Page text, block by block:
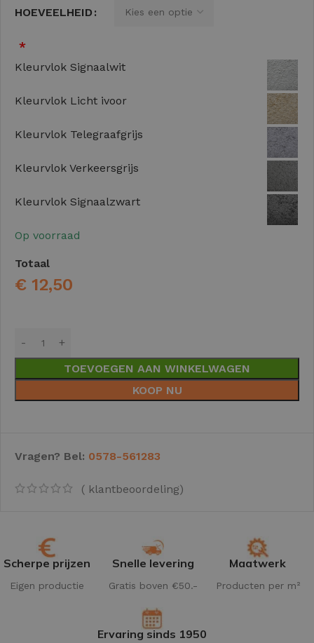
HOEVEELHEID
*
Kleurvlok Signaalwit
Kleurvlok Licht ivoor
Kleurvlok Telegraafgrijs
Kleurvlok Verkeersgrijs
Kleurvlok Signaalzwart
Op voorraad
Totaal
€ 12,50
TOEVOEGEN AAN WINKELWAGEN
KOOP NU
Vragen? Bel: 0578-561283
( klantbeoordeling)
Scherpe prijzen
Eigen productie
Snelle levering
Gratis boven €50.-
Maatwerk
Producten per m²
Ervaring sinds 1950